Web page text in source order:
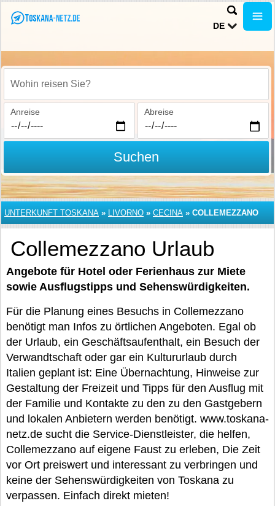
DE
Wohin reisen Sie?
Anreise Abreise
Suchen
UNTERKUNFT TOSKANA » LIVORNO » CECINA » COLLEMEZZANO
Collemezzano Urlaub
Angebote für Hotel oder Ferienhaus zur Miete
sowie Ausflugstipps und Sehenswürdigkeiten.
Für die Planung eines Besuchs in Collemezzano
benötigt man Infos zu örtlichen Angeboten. Egal ob
der Urlaub, ein Geschäftsaufenthalt, ein Besuch der
Verwandtschaft oder gar ein Kultururlaub durch
Italien geplant ist: Eine Übernachtung, Hinweise zur
Gestaltung der Freizeit und Tipps für den Ausflug mit
der Familie und Kontakte zu den zu den Gastgebern
und lokalen Anbietern werden benötigt. www.toskana-
netz.de sucht die Service-Dienstleister, die helfen,
Collemezzano auf eigene Faust zu erleben, Die Zeit
vor Ort preiswert und interessant zu verbringen und
keine der Sehenswürdigkeiten von Toskana zu
verpassen. Einfach direkt mieten!